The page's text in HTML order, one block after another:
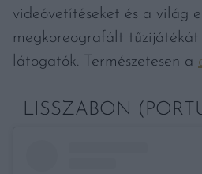
videóvetítéseket és a világ
megkoreografált tűzijátékát
látogatók. Természetesen a
LISSZABON